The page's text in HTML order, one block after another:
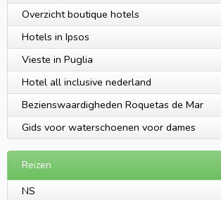
Overzicht boutique hotels
Hotels in Ipsos
Vieste in Puglia
Hotel all inclusive nederland
Bezienswaardigheden Roquetas de Mar
Gids voor waterschoenen voor dames
Reizen
NS